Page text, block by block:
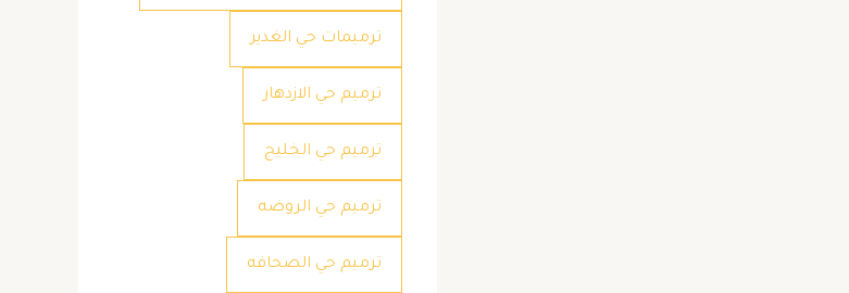
ترميمات حي الغدير
ترميم حي الازدهار
ترميم حي الخليج
ترميم حي الروضه
ترميم حي الصحافه